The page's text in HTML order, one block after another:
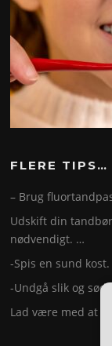
FLERE TIPS…
– Brug
Udskift din
nødvendigt. …
-Spis en sund
-Undgå slik og
Lad være med at